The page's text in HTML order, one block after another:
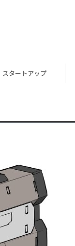
スタートアップ